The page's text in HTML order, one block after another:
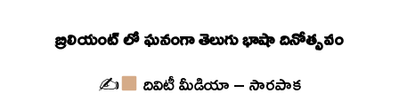
బ్రిలియంట్ లో ఘనంగా తెలుగు భాషా దినోత్సవం
✍
దివిటీ మీడియా – సారపాక